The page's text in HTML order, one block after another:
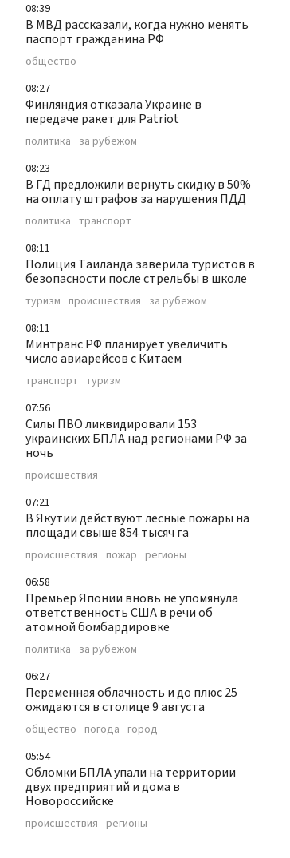
08:39
В МВД рассказали, когда нужно менять
паспорт гражданина РФ
общество
08:27
Финляндия отказала Украине в
передаче ракет для Patriot
политика за рубежом
08:23
В ГД предложили вернуть скидку в 50%
на оплату штрафов за нарушения ПДД
политика транспорт
08:11
Полиция Таиланда заверила туристов в
безопасности после стрельбы в школе
туризм происшествия за рубежом
08:11
Минтранс РФ планирует увеличить
число авиарейсов с Китаем
транспорт туризм
07:56
Силы ПВО ликвидировали 153
украинских БПЛА над регионами РФ за
ночь
происшествия
07:21
В Якутии действуют лесные пожары на
площади свыше 854 тысяч га
происшествия пожар регионы
06:58
Премьер Японии вновь не упомянула
ответственность США в речи об
атомной бомбардировке
политика за рубежом
06:27
Переменная облачность и до плюс 25
ожидаются в столице 9 августа
общество погода город
05:54
Обломки БПЛА упали на территории
двух предприятий и дома в
Новороссийске
происшествия регионы